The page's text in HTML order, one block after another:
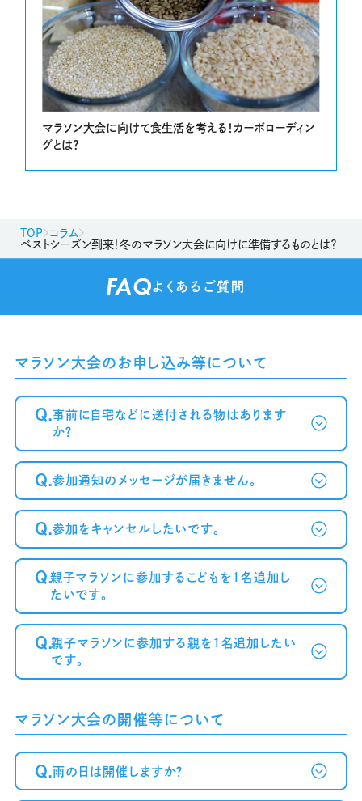
マラソン大会に向けて食生活を考える！カーボローディン
グとは？
TOP
コラム
ベストシーズン到来！冬のマラソン大会に向けに準備するものとは？
FAQよくあるご質問
マラソン大会のお申し込み等について
Q.事前に自宅などに送付される物はあります
か？
Q.参加通知のメッセージが届きません。
が届かない方へ～
Q.参加をキャンセルしたいです。
Q.親子マラソンに参加するこどもを1名追加し
たいです。
Q.親子マラソンに参加する親を1名追加したい
です。
マラソン大会の開催等について
Q.雨の日は開催しますか？